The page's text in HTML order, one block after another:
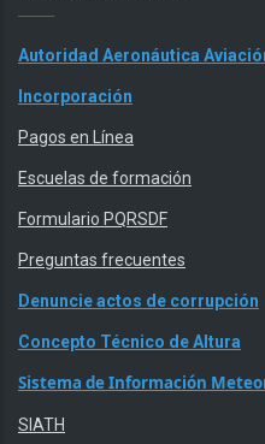
Autoridad Aeronáutica
Incorporación
Pagos en Línea
Escuelas de formación
Formulario PQRSDF
Preguntas frecuentes
Denuncie actos de corrupción
Concepto Técnico de Altura
Sistema de Información
SIATH